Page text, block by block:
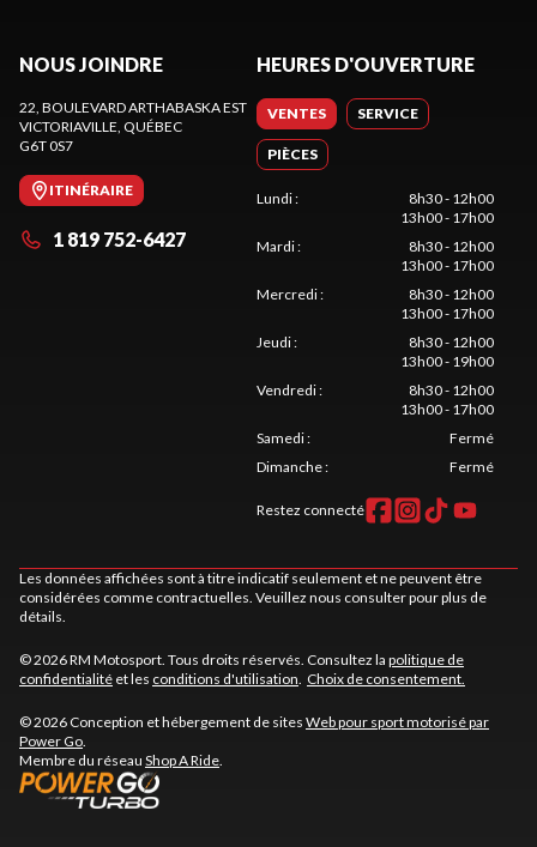
NOUS JOINDRE
22, BOULEVARD ARTHABASKA EST
VICTORIAVILLE, QUÉBEC
G6T 0S7
ITINÉRAIRE
1 819 752-6427
HEURES D'OUVERTURE
VENTES SERVICE
PIÈCES
Lundi:
8h30 - 12h00
13h00 - 17h00
Mardi:
8h30 - 12h00
13h00 - 17h00
Mercredi:
8h30 - 12h00
13h00 - 17h00
Jeudi:
8h30 - 12h00
13h00 - 19h00
Vendredi:
8h30 - 12h00
13h00 - 17h00
Samedi:
Fermé
Dimanche: Fermé
Restez connecté
Les données affichées sont à titre indicatif seulement et ne peuvent être
considérées comme contractuelles. Veuillez nous consulter pour plus de
détails.
© 2026 RM Motosport. Tous droits réservés. Consultez la politique de
confidentialité et les conditions d'utilisation. Choix de consentement.
© 2026 Conception et hébergement de sites Web pour sport motorisé par
Power Go.
Membre du réseau Shop A Ride.